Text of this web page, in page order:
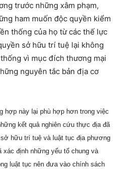
trước những xâm phạm,
ham muốn độc quyền kiểm
thống của họ từ các thế lực
sở hữu trí tuệ lại không
vì mục đích thương mại
nguyên tắc bản địa cơ
hợp này lại phù hợp hơn trong việc
kết quả nghiên cứu thực địa đã
hữu trí tuệ và luật tục địa phương
xác định những yếu tố chung và
luật tục nên đưa vào chính sách